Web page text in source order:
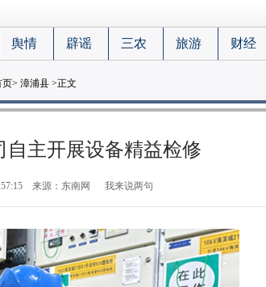
舆情 辟谣 三农 旅游 财经
页> 漳浦县 >正文
自主开展设备精益检修
来源：东南网 我来说两句